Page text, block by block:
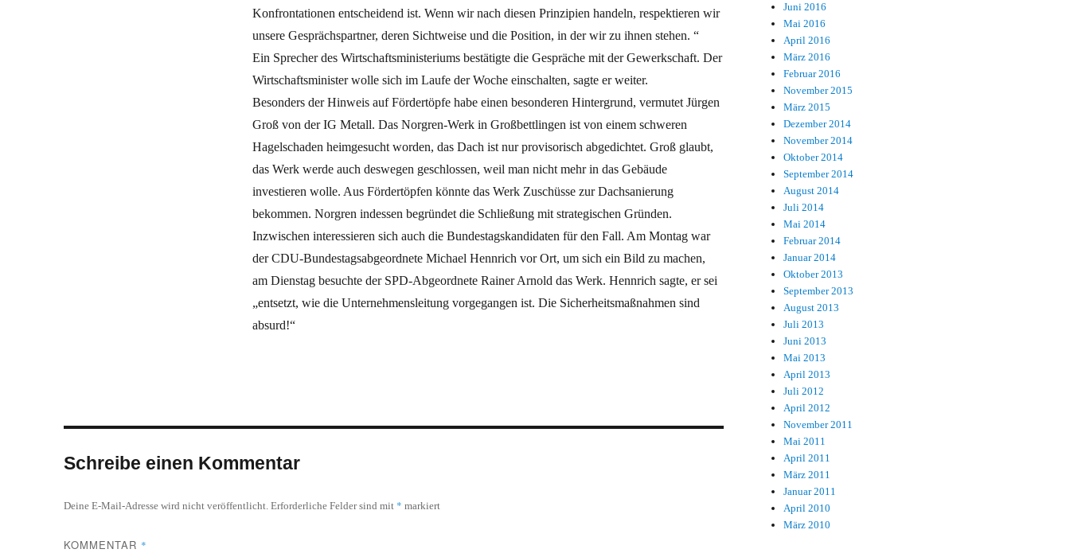
Konfrontationen entscheidend ist. Wenn wir nach diesen Prinzipien handeln, respektieren wir
unsere Gesprächspartner, deren Sichtweise und die Position, in der wir zu ihnen stehen. “
Ein Sprecher des Wirtschaftsministeriums bestätigte die Gespräche mit der Gewerkschaft. Der
Wirtschaftsminister wolle sich im Laufe der Woche einschalten, sagte er weiter.
Besonders der Hinweis auf Fördertöpfe habe einen besonderen Hintergrund, vermutet Jürgen
Groß von der IG Metall. Das Norgren-Werk in Großbettlingen ist von einem schweren
Hagelschaden heimgesucht worden, das Dach ist nur provisorisch abgedichtet. Groß glaubt,
das Werk werde auch deswegen geschlossen, weil man nicht mehr in das Gebäude
investieren wolle. Aus Fördertöpfen könnte das Werk Zuschüsse zur Dachsanierung
bekommen. Norgren indessen begründet die Schließung mit strategischen Gründen.
Inzwischen interessieren sich auch die Bundestagskandidaten für den Fall. Am Montag war
der CDU-Bundestagsabgeordnete Michael Hennrich vor Ort, um sich ein Bild zu machen,
am Dienstag besuchte der SPD-Abgeordnete Rainer Arnold das Werk. Hennrich sagte, er sei
„entsetzt, wie die Unternehmensleitung vorgegangen ist. Die Sicherheitsmaßnahmen sind
absurd!“
Schreibe einen Kommentar
Deine E-Mail-Adresse wird nicht veröffentlicht. Erforderliche Felder sind mit * markiert
KOMMENTAR *
Juni 2016
Mai 2016
April 2016
März 2016
Februar 2016
November 2015
März 2015
Dezember 2014
November 2014
Oktober 2014
September 2014
August 2014
Juli 2014
Mai 2014
Februar 2014
Januar 2014
Oktober 2013
September 2013
August 2013
Juli 2013
Juni 2013
Mai 2013
April 2013
Juli 2012
April 2012
November 2011
Mai 2011
April 2011
März 2011
Januar 2011
April 2010
März 2010